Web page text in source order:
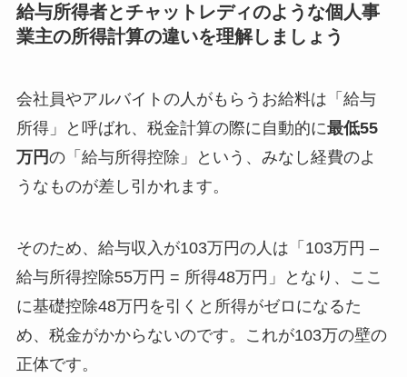
給与所得者とチャットレディのような個人事
業主の所得計算の違いを理解しましょう
会社員やアルバイトの人がもらうお給料は「給与
所得」と呼ばれ、税金計算の際に自動的に最低55
万円の「給与所得控除」という、みなし経費のよ
うなものが差し引かれます。
そのため、給与収入が103万円の人は「103万円 –
給与所得控除55万円 = 所得48万円」となり、ここ
に基礎控除48万円を引くと所得がゼロになるた
め、税金がかからないのです。これが103万の壁の
正体です。